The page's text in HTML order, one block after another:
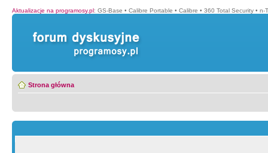
Aktualizacje na programosy.pl: GS-Base • Calibre Portable • Calibre • 360 Total Security • n-
Strona główna